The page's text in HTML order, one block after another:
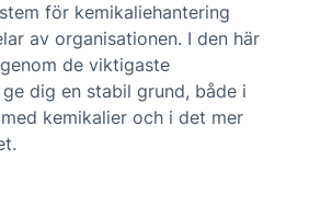
för kemikaliehantering
av organisationen. I den här
de viktigaste
dig en stabil grund, både i
kemikalier och i det mer